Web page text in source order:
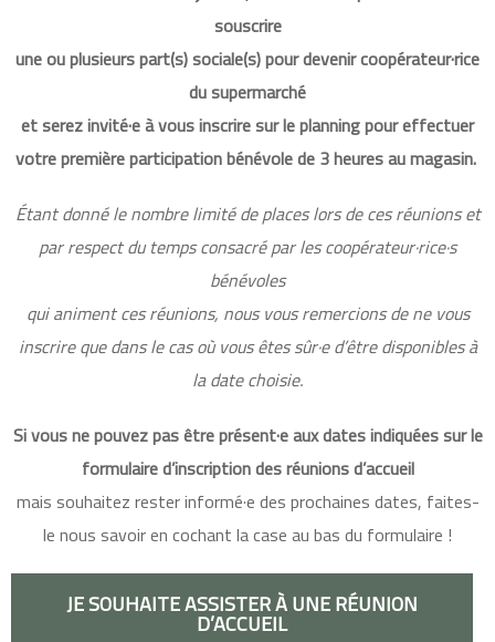
souscrire
une ou plusieurs part(s) sociale(s) pour devenir coopérateur·rice
du supermarché
et serez invité·e à vous inscrire sur le planning pour effectuer
votre première participation bénévole de 3 heures au magasin.
Étant donné le nombre limité de places lors de ces réunions et
par respect du temps consacré par les coopérateur·rice·s
bénévoles
qui animent ces réunions, nous vous remercions de ne vous
inscrire que dans le cas où vous êtes sûr·e d’être disponibles à
la date choisie.
Si vous ne pouvez pas être présent·e aux dates indiquées sur le
formulaire d’inscription des réunions d’accueil
mais souhaitez rester informé·e des prochaines dates, faites-
le nous savoir en cochant la case au bas du formulaire !
JE SOUHAITE ASSISTER À UNE RÉUNION
D’ACCUEIL